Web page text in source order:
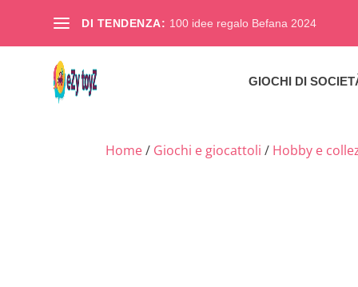
DI TENDENZA: 100 idee regalo Befana 2024
GIOCHI DI
Home/ Giochi e giocattoli / Hobby e